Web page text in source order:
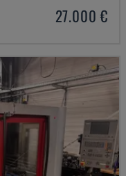
27.000 €